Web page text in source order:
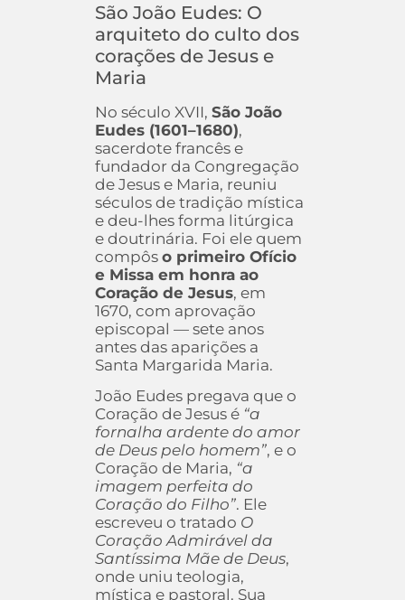
São João Eudes: O
arquiteto do culto dos
corações de Jesus e
Maria
No século XVII, São João
Eudes (1601–1680),
sacerdote francês e
fundador da Congregação
de Jesus e Maria, reuniu
séculos de tradição mística
e deu-lhes forma litúrgica
e doutrinária. Foi ele quem
compôs o primeiro Ofício
e Missa em honra ao
Coração de Jesus, em
1670, com aprovação
episcopal — sete anos
antes das aparições a
Santa Margarida Maria.
João Eudes pregava que o
Coração de Jesus é “a
fornalha ardente do amor
de Deus pelo homem”, e o
Coração de Maria, “a
imagem perfeita do
Coração do Filho”. Ele
escreveu o tratado O
Coração Admirável da
Santíssima Mãe de Deus,
onde uniu teologia,
mística e pastoral. Sua